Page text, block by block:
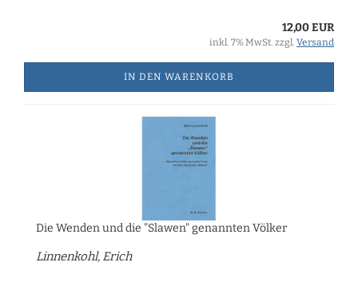
12,00 EUR
inkl. 7% MwSt. zzgl. Versand
IN DEN WARENKORB
Die Wenden und die "Slawen" genannten Völker
Linnenkohl, Erich